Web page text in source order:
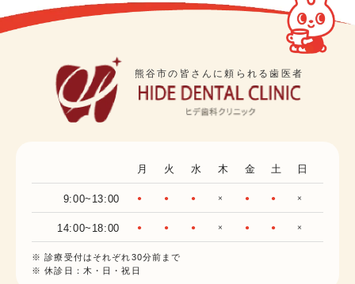
熊谷市の皆さんに頼られる歯医者
月 火 水 木 金 土 日
9:00~13:00 ● ● ● × ● ● ×
14:00~18:00 ● ● ● × ● ● ×
※ 診療受付はそれぞれ30分前まで
※ 休診日：木・日・祝日